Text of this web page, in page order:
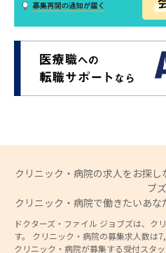
クリニック・病院の求人をお探し
ブズ
クリニック・病院で働きたいあ
ドクターズ・ファイル ジョブズは、ク
す。 クリニック・病院の募集求人数は
クリニック・病院が募集する受付スタ